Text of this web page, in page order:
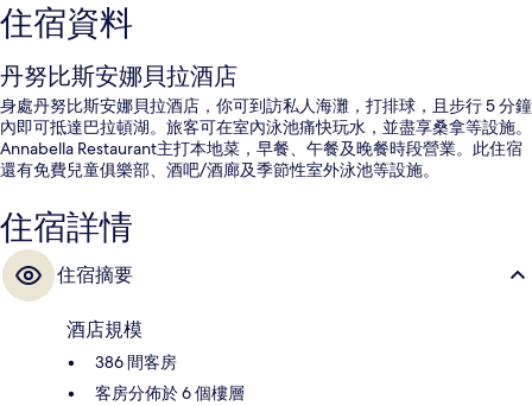
住宿資料
丹努比斯安娜貝拉酒店
身處丹努比斯安娜貝拉酒店，你可到訪私人海灘，打排球，且步行 5 分鐘
內即可抵達巴拉頓湖。旅客可在室內泳池痛快玩水，並盡享桑拿等設施。
Annabella Restaurant主打本地菜，早餐、午餐及晚餐時段營業。此住宿
還有免費兒童俱樂部、酒吧/酒廊及季節性室外泳池等設施。
住宿詳情
住宿摘要
酒店規模
386 間客房
客房分佈於 6 個樓層